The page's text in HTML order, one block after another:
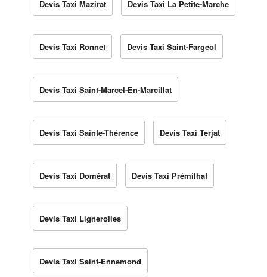
Devis Taxi Mazirat Devis Taxi La Petite-Marche
Devis Taxi Ronnet Devis Taxi Saint-Fargeol
Devis Taxi Saint-Marcel-En-Marcillat
Devis Taxi Sainte-Thérence Devis Taxi Terjat
Devis Taxi Domérat Devis Taxi Prémilhat
Devis Taxi Lignerolles
Devis Taxi Saint-Ennemond